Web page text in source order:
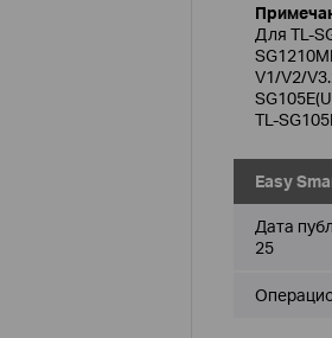
Для TL-
V1/V2/
TL-
Easy
Дата
25